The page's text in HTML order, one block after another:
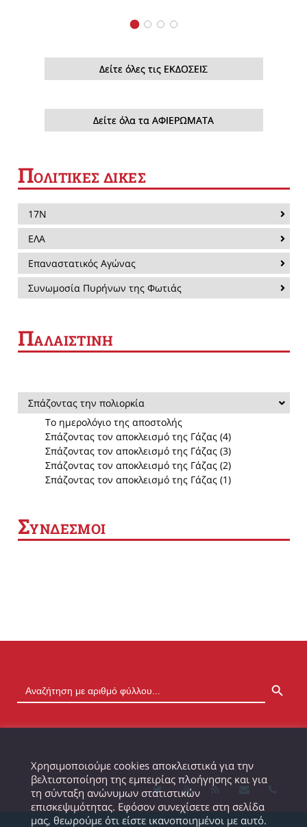
Δείτε όλες τις ΕΚΔΟΣΕΙΣ
Δείτε όλα τα ΑΦΙΕΡΩΜΑΤΑ
ΠΟΛΙΤΙΚΕΣ ΔΙΚΕΣ
17Ν
ΕΛΑ
Επαναστατικός Αγώνας
Συνωμοσία Πυρήνων της Φωτιάς
ΠΑΛΑΙΣΤΙΝΗ
Σπάζοντας την πολιορκία
Το ημερολόγιο της αποστολής
Σπάζοντας τον αποκλεισμό της Γάζας (4)
Σπάζοντας τον αποκλεισμό της Γάζας (3)
Σπάζοντας τον αποκλεισμό της Γάζας (2)
Σπάζοντας τον αποκλεισμό της Γάζας (1)
ΣΥΝΔΕΣΜΟΙ
Χρησιμοποιούμε cookies αποκλειστικά για την
βελτιστοποίηση της εμπειρίας πλοήγησης και για
τη σύνταξη ανώνυμων στατιστικών
επισκεψιμότητας. Εφόσον συνεχίσετε στη σελίδα
μας, θεωρούμε ότι είστε ικανοποιημένοι με αυτό.